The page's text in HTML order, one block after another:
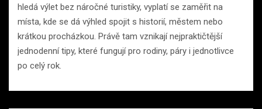
hledá výlet bez náročné turistiky, vyplatí se zaměřit na
místa, kde se dá výhled spojit s historií, městem nebo
krátkou procházkou. Právě tam vznikají nejpraktičtější
jednodenní tipy, které fungují pro rodiny, páry i jednotlivce
po celý rok.